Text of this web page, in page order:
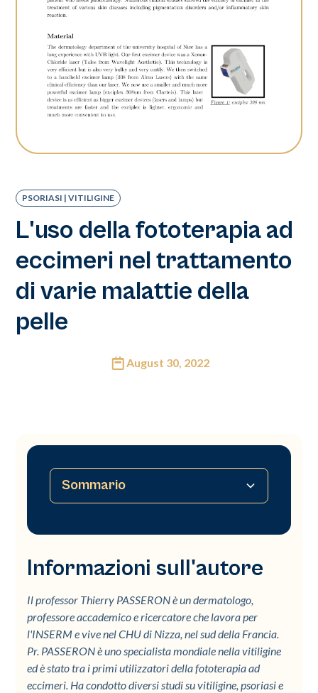
PSORIASI | VITILIGINE
L'uso della fototerapia ad
eccimeri nel trattamento
di varie malattie della
pelle
August 30, 2022
Informazioni sull'autore
Il professor Thierry PASSERON è un dermatologo,
professore accademico e ricercatore che lavora per
l'INSERM e vive nel CHU di Nizza, nel sud della Francia.
Pr. PASSERON è uno specialista mondiale nella vitiligine
ed è stato tra i primi utilizzatori della fototerapia ad
eccimeri. Ha condotto diversi studi su vitiligine, psoriasi e
Sommario